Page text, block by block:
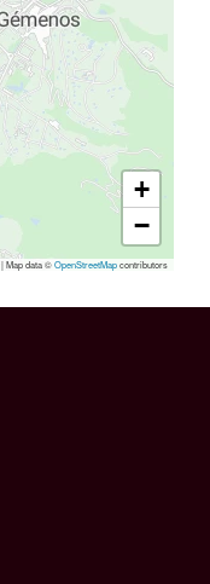
+
−
|Map data ©OpenStreetMapcontributors